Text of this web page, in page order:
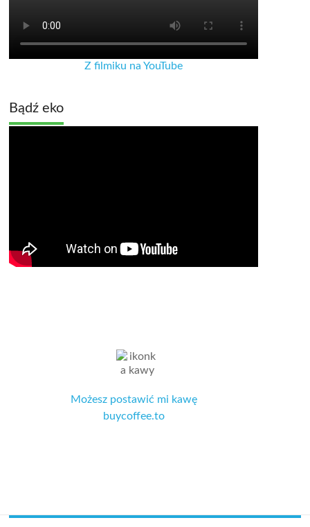
Z filmiku na YouTube
Bądź eko
Możesz postawić mi kawę
buycoffee.to